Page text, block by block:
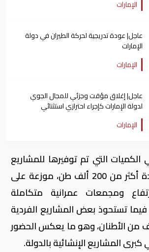
الإمارات
عاجل| عودة تدريجية لحركة الطيران في دولة
الإمارات
الإمارات
عاجل| إغلاق مؤقت وجزئي للمجال الجوي
لدولة الإمارات كإجراء احترازي استثنائي
الإمارات
الكميات التي تم توفيرها للمشاريع
القائمة والمؤكدة أكثر من 200 ألف طن، موزعة على
ومجمعات عمرانية متكاملة
تستحوذ بعض المشاريع الفردية
من الأطنان، وهو ما يعكس الحضور
كبرى المشاريع الإنشائية بالدولة.